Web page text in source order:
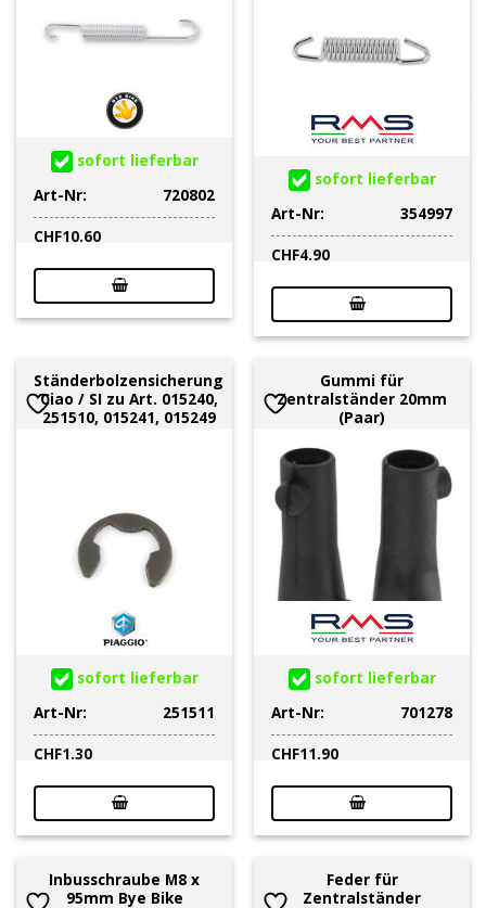
sofort lieferbar
Art-Nr:
720802
CHF10.60
sofort lieferbar
Art-Nr:
354997
CHF4.90
Ständerbolzensicherung
Ciao / SI zu Art. 015240,
251510, 015241, 015249
sofort lieferbar
Art-Nr:
251511
CHF1.30
Gummi für
Zentralständer 20mm
(Paar)
sofort lieferbar
Art-Nr:
701278
CHF11.90
Inbusschraube M8 x
95mm Bye Bike
Feder für
Zentralständer